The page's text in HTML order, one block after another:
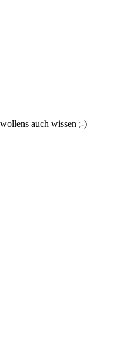
auch wissen ;-)